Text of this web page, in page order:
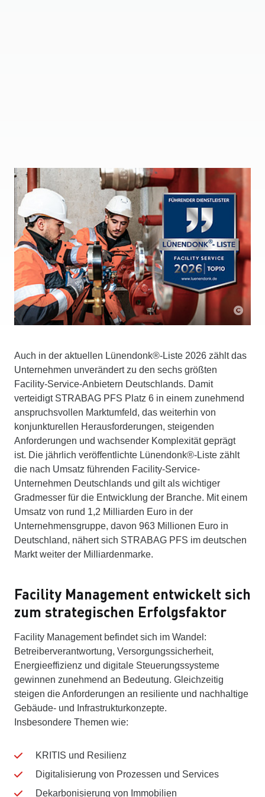
Auch in der aktuellen Lünendonk®-Liste 2026 zählt das
Unternehmen unverändert zu den sechs größten
Facility-Service-Anbietern Deutschlands. Damit
verteidigt STRABAG PFS Platz 6 in einem zunehmend
anspruchsvollen Marktumfeld, das weiterhin von
konjunkturellen Herausforderungen, steigenden
Anforderungen und wachsender Komplexität geprägt
ist. Die jährlich veröffentlichte Lünendonk®-Liste zählt
die nach Umsatz führenden Facility-Service-
Unternehmen Deutschlands und gilt als wichtiger
Gradmesser für die Entwicklung der Branche. Mit einem
Umsatz von rund 1,2 Milliarden Euro in der
Unternehmensgruppe, davon 963 Millionen Euro in
Deutschland, nähert sich STRABAG PFS im deutschen
Markt weiter der Milliardenmarke.
Facility Management entwickelt sich
zum strategischen Erfolgsfaktor
Facility Management befindet sich im Wandel:
Betreiberverantwortung, Versorgungssicherheit,
Energieeffizienz und digitale Steuerungssysteme
gewinnen zunehmend an Bedeutung. Gleichzeitig
steigen die Anforderungen an resiliente und nachhaltige
Gebäude- und Infrastrukturkonzepte.
Insbesondere Themen wie:
KRITIS und Resilienz
Digitalisierung von Prozessen und Services
Dekarbonisierung von Immobilien